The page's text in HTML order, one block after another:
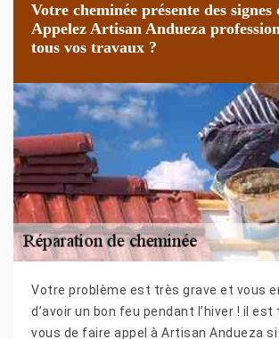
Votre cheminée présente des signes
Appelez Artisan Andueza
tous vos travaux ?
Votre problème est très grave et vous
d’avoir un bon feu pendant l’hiver ! il
vous de faire appel à Artisan Andueza